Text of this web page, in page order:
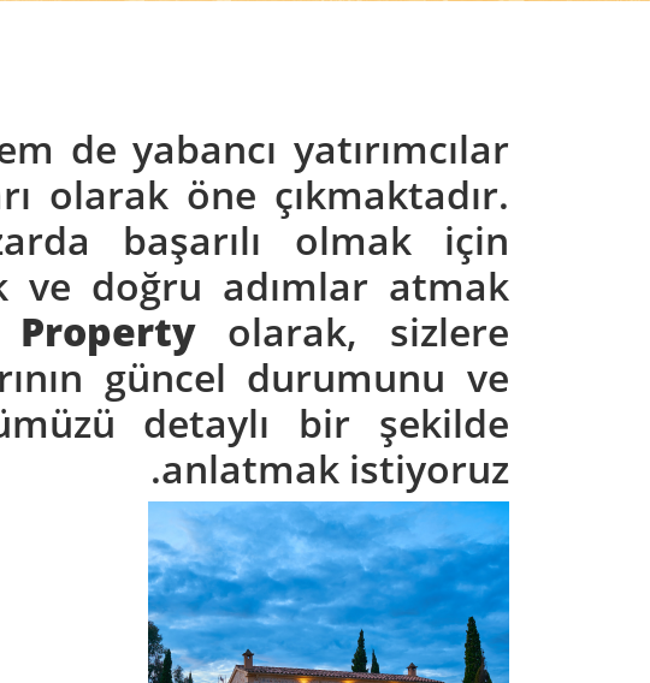
de yabancı yatırımcılar
olarak öne çıkmaktadır.
başarılı olmak için
ve doğru adımlar atmak
olarak, sizlere
güncel durumunu ve
detaylı bir şekilde
anlatmak istiyoruz.